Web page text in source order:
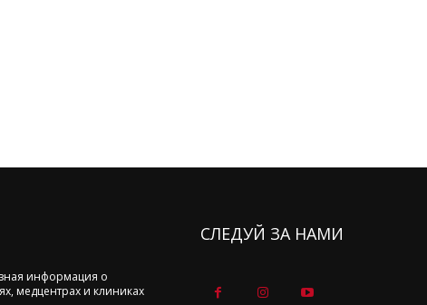
информация о
медцентрах и клиниках
СЛЕДУЙ ЗА НАМИ